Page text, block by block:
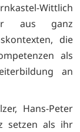
Wittlich
aus ganz
die
als
an
Hans-Peter
setzen als ihr